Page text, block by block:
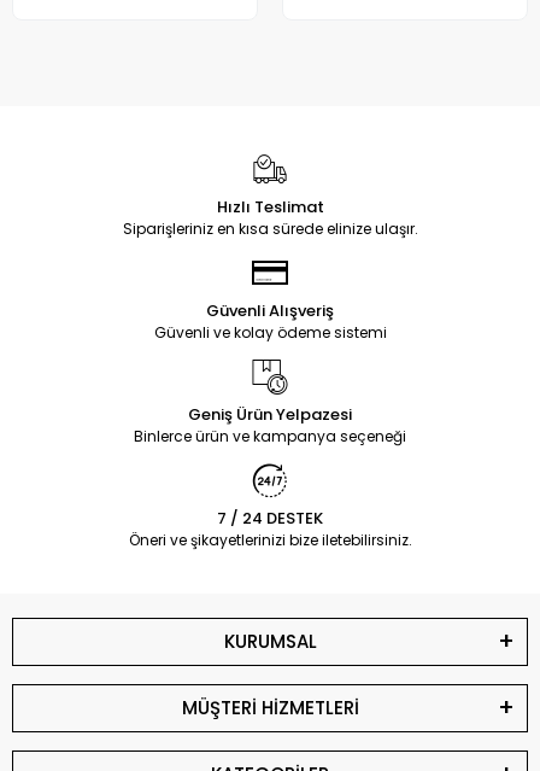
Hızlı Teslimat
Siparişleriniz en kısa sürede elinize ulaşır.
Güvenli Alışveriş
Güvenli ve kolay ödeme sistemi
Geniş Ürün Yelpazesi
Binlerce ürün ve kampanya seçeneği
7 / 24 DESTEK
Öneri ve şikayetlerinizi bize iletebilirsiniz.
KURUMSAL
MÜŞTERİ HİZMETLERİ